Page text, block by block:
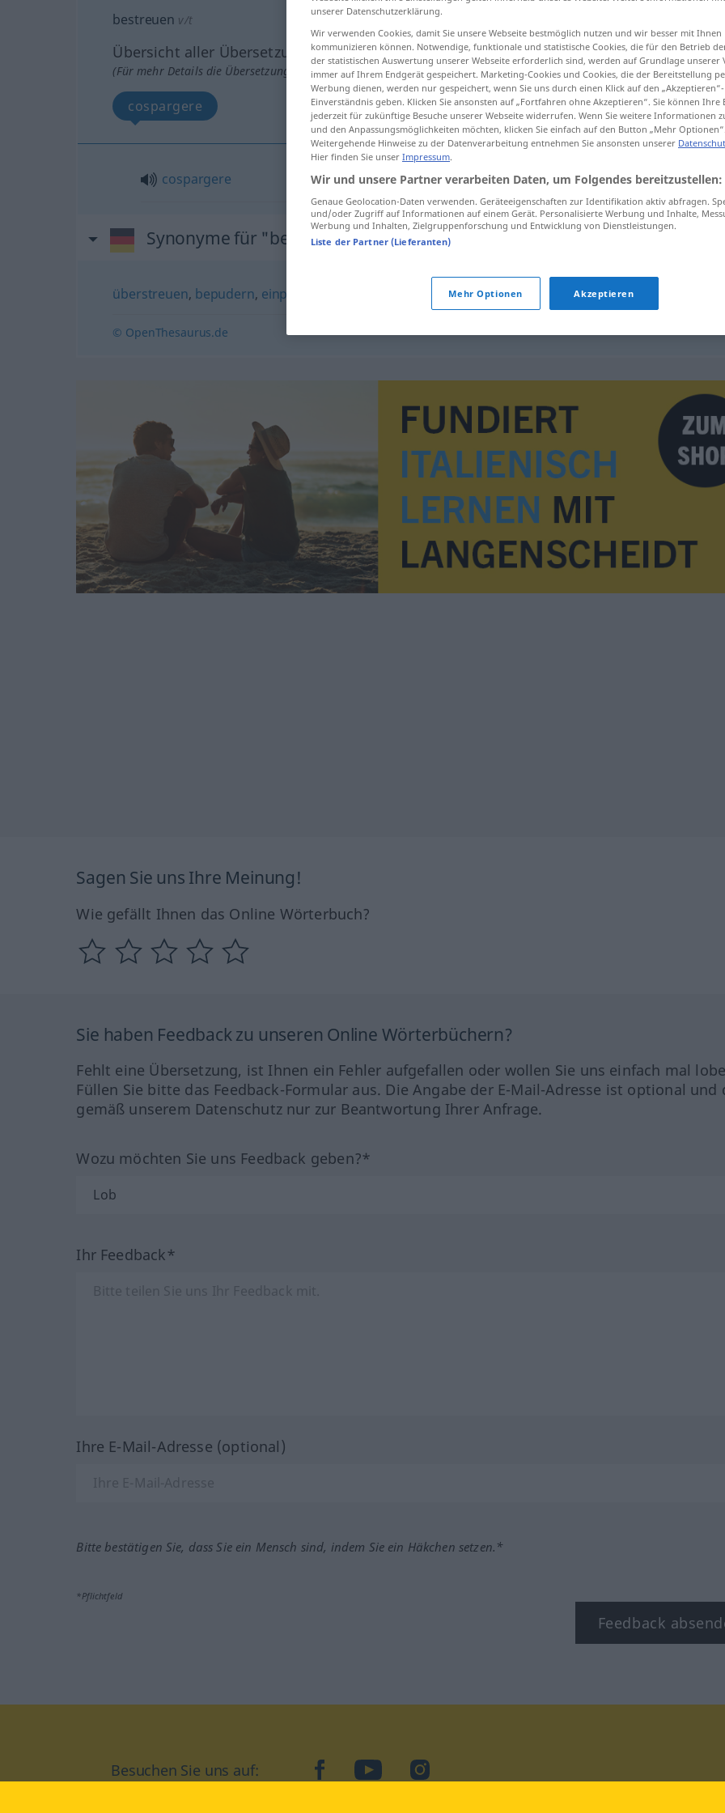
bestreuen v/t
Übersicht aller Übersetzungen
(Für mehr Details die Übersetzung anklicken/antippen)
cospargere
cospargere bestreuen
Synonyme für "bestreuen"
überstreuen, bepudern, einpudern überpudern,streuen
© OpenThesaurus.de
Sagen Sie uns Ihre Meinung!
Wie gefällt Ihnen das Online Wörterbuch?
Sie haben Feedback zu unseren Online Wörterbüchern?
Fehlt eine Übersetzung, ist Ihnen ein Fehler aufgefallen oder wollen Sie uns einfach mal
Füllen Sie bitte das Feedback-Formular aus. Die Angabe der E-Mail-Adresse ist optional und
gemäß unserem Datenschutz nur zur Beantwortung Ihrer Anfrage.
Wozu möchten Sie uns Feedback geben?*
Ihr Feedback*
Ihre E-Mail-Adresse (optional)
Bitte bestätigen Sie, dass Sie ein Mensch sind, indem Sie ein Häkchen setzen.*
*Pflichtfeld
Feedback
Besuchen Sie uns auf: facebookYouTubeInstagram
unserer Datenschutzerklärung.
Wir verwenden Cookies, damit Sie unsere Webseite bestmöglich nutzen und wir besser mit Ihnen
kommunizieren können. Notwendige, funktionale und statistische Cookies, die für den Betrieb
der statistischen Auswertung unserer Webseite erforderlich sind, werden auf Grundlage unserer
immer auf Ihrem Endgerät gespeichert. Marketing-Cookies und Cookies, die der Bereitstellung
Werbung dienen, werden nur gespeichert, wenn Sie uns durch einen Klick auf den
Einverständnis geben. Klicken Sie ansonsten auf „Fortfahren ohne Akzeptieren“. Sie können
jederzeit für zukünftige Besuche unserer Webseite widerrufen. Wenn Sie weitere Informationen
und den Anpassungsmöglichkeiten möchten, klicken Sie einfach auf den Button „Mehr
Weitergehende Hinweise zu der Datenverarbeitung entnehmen Sie ansonsten unserer
Hier finden Sie unser Impressum.
Wir und unsere Partner verarbeiten Daten, um Folgendes bereitzustellen:
Genaue Geolocation-Daten verwenden. Geräteeigenschaften zur Identifikation aktiv abfragen.
und/oder Zugriff auf Informationen auf einem Gerät. Personalisierte Werbung und Inhalte,
Werbung und Inhalten, Zielgruppenforschung und Entwicklung von Dienstleistungen.
Liste der Partner (Lieferanten)
Mehr Optionen Akzeptieren